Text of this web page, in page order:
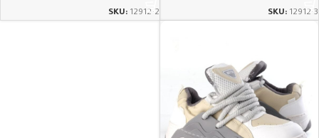
SKU: 12912-3
SKU: 12912-2